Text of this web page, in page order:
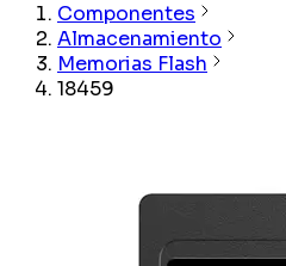
Componentes
Almacenamiento
Memorias Flash
18459